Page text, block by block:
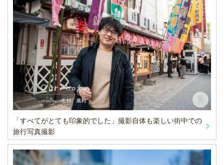
「すべてがとても印象的でした」撮影自体も楽しい街中での
旅行写真撮影